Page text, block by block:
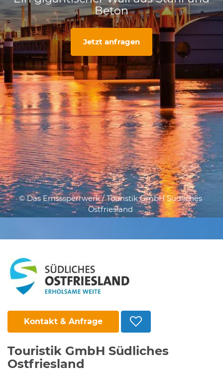
Beton
Jetzt anfragen
© Das Emsssperrwerk / Touristik GmbH Südliches
Ostfriesland
Kontakt & Anfrage
Touristik GmbH Südliches
Ostfriesland